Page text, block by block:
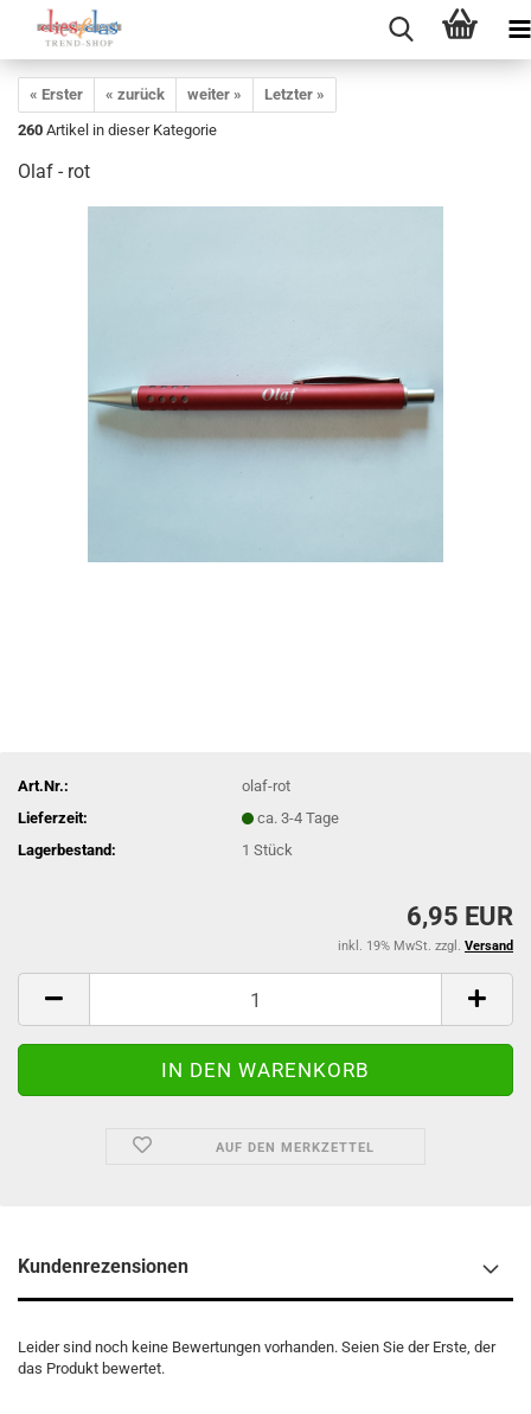
« Erster « zurück weiter »
Letzter »
260 Artikel in dieser Kategorie
Olaf - rot
Art.Nr.:
olaf-rot
Lieferzeit:
ca. 3-4 Tage
Lagerbestand:
1Stück
6,95 EUR
inkl. 19% MwSt. zzgl. Versand
AUF DEN MERKZETTEL
Kundenrezensionen
Leider sind noch keine Bewertungen vorhanden. Seien Sie der Erste, der
das Produkt bewertet.